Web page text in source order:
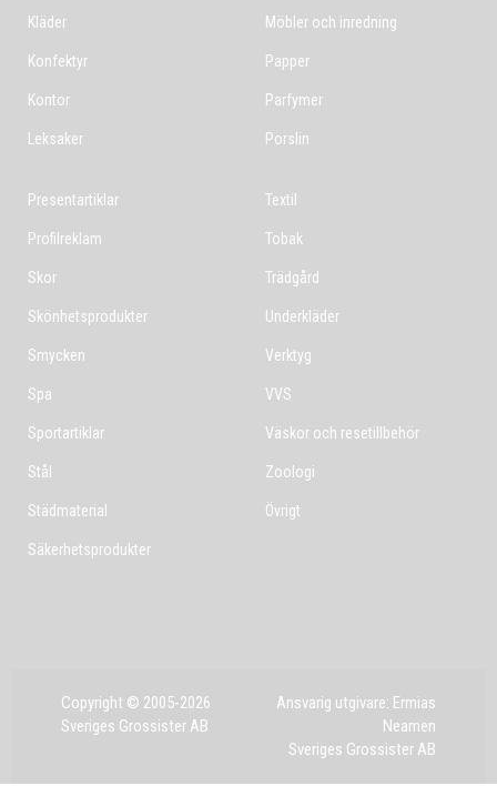
Kläder
Konfektyr
Kontor
Leksaker
Möbler och inredning
Papper
Parfymer
Porslin
Presentartiklar
Profilreklam
Skor
Skönhetsprodukter
Smycken
Spa
Sportartiklar
Stål
Städmaterial
Säkerhetsprodukter
Textil
Tobak
Trädgård
Underkläder
Verktyg
VVS
Väskor och resetillbehör
Zoologi
Övrigt
Copyright © 2005-2026
Sveriges Grossister AB
Ansvarig utgivare: Ermias
Neamen
Sveriges Grossister AB